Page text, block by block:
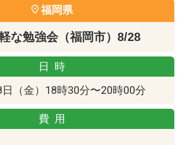
福岡県
な勉強会（福岡市）8/28
日時
（金）18時30分〜20時00分
費用